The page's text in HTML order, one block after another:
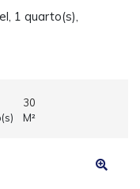
1 quarto(s),
30
M²